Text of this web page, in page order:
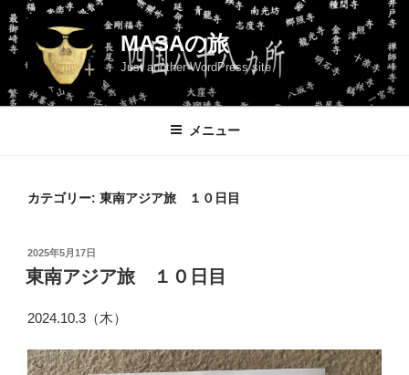
ン
テ
ツ
MASAの旅
Just another WordPress site
メニュー
カテゴリー: 東南アジア旅 １０日目
投
稿
日:
2025年5月17日
東南アジア旅 １０日目
2024.10.3（木）